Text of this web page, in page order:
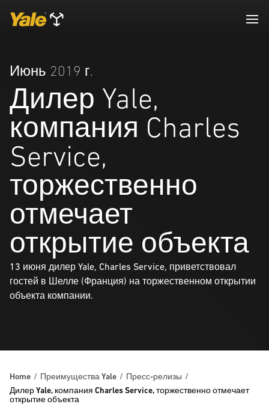
Июнь 2019 г.
Дилер Yale,
компания Charles
Service,
торжественно
отмечает
открытие объекта
13 июня дилер Yale, Charles Service, приветствовал
гостей в Шелле (Франция) на торжественном открытии
объекта компании.
Home Преимущества Yale
Пресс-релизы
Дилер Yale, компания Charles Service, торжественно отмечает
открытие объекта